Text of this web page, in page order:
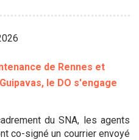
de Rennes et
le DO s'engage
du SNA, les agents
co-signé un courrier envoyé